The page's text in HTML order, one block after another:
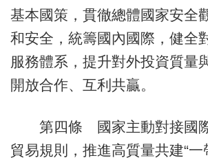
基本國策，貫徹總體國家安全
和安全，統籌國內國際，健全
服務體系，提升對外投資質量
開放合作、互利共贏。
第四條 國家主動對接國際
貿易規則，推進高質量共建“一